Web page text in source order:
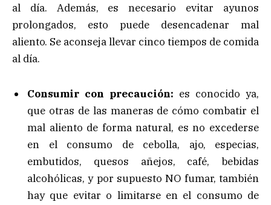
al día. Además, es necesario evitar ayunos
prolongados, esto puede desencadenar mal
aliento. Se aconseja llevar cinco tiempos de comida
al día.
Consumir con precaución: es conocido ya,
que otras de las maneras de cómo combatir el
mal aliento de forma natural, es no excederse
en el consumo de cebolla, ajo, especias,
embutidos, quesos añejos, café, bebidas
alcohólicas, y por supuesto NO fumar, también
hay que evitar o limitarse en el consumo de